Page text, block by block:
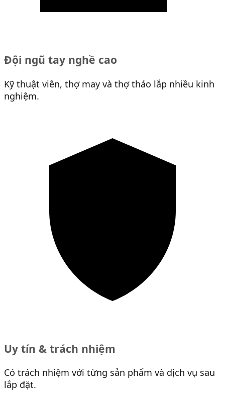
Đội ngũ tay nghề cao
Kỹ thuật viên, thợ may và thợ tháo lắp nhiều kinh
nghiệm.
Uy tín & trách nhiệm
Có trách nhiệm với từng sản phẩm và dịch vụ sau
lắp đặt.